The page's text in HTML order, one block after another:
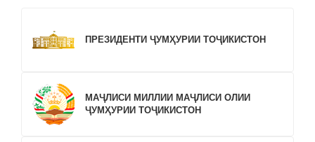
ПРЕЗИДЕНТИ ҶУМҲУРИИ ТОҶИКИСТОН
МАҶЛИСИ МИЛЛИИ МАҶЛИСИ ОЛИИ
ҶУМҲУРИИ ТОҶИКИСТОН